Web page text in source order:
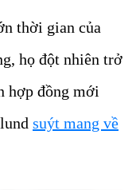
thời gian của
họ đột nhiên trở
hợp đồng mới
suýt mang về